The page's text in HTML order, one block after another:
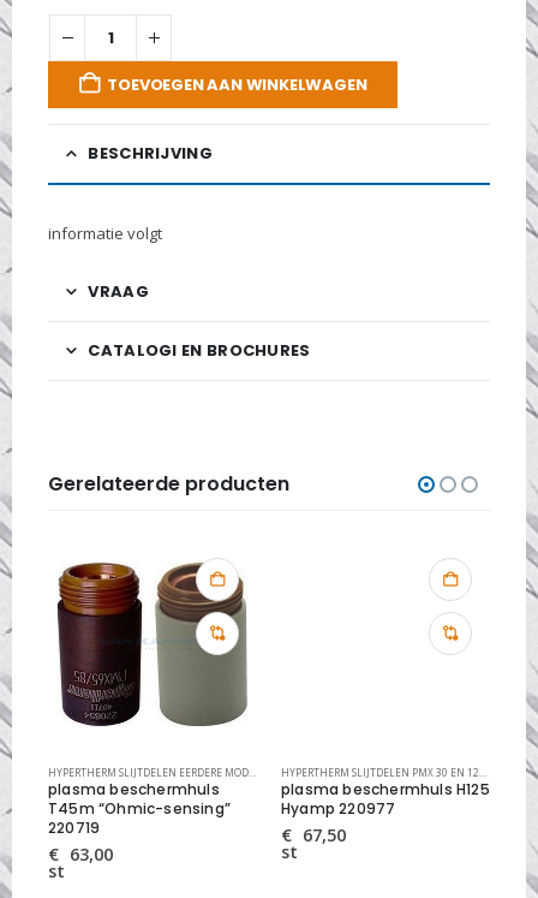
TOEVOEGEN AAN WINKELWAGEN
BESCHRIJVING
informatie volgt
VRAAG
CATALOGI EN BROCHURES
Gerelateerde producten
PM SLIJTDELEN ,PLASMA SLIJTDELEN,PLASMA SNIJSYSTEMEN
plasma beschermhuls
T45m “Ohmic-sensing”
220719
€ 63,00
st
PLASMA
plasma beschermhuls H125
Hyamp 220977
€ 67,50
st
st